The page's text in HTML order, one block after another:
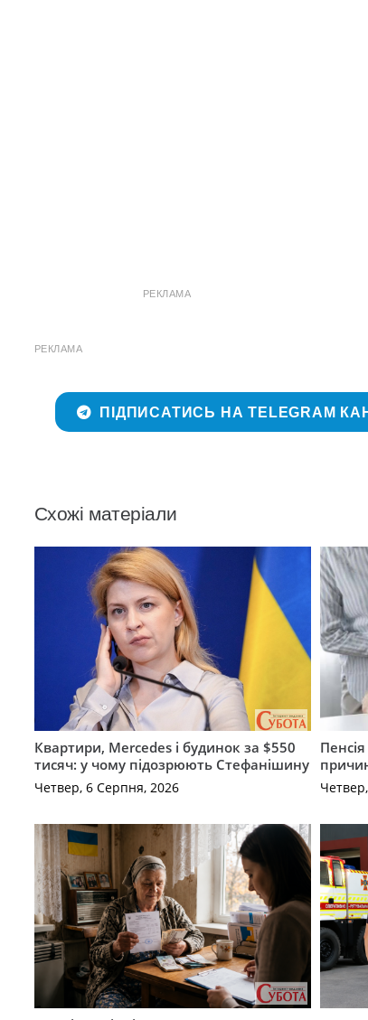
РЕКЛАМА
РЕКЛАМА
ПІДПИСАТИСЬ НА TELEGRAM
Схожі матеріали
Квартири, Mercedes і будинок за $550
тисяч: у чому підозрюють Стефанішину
Четвер, 6 Серпня, 2026